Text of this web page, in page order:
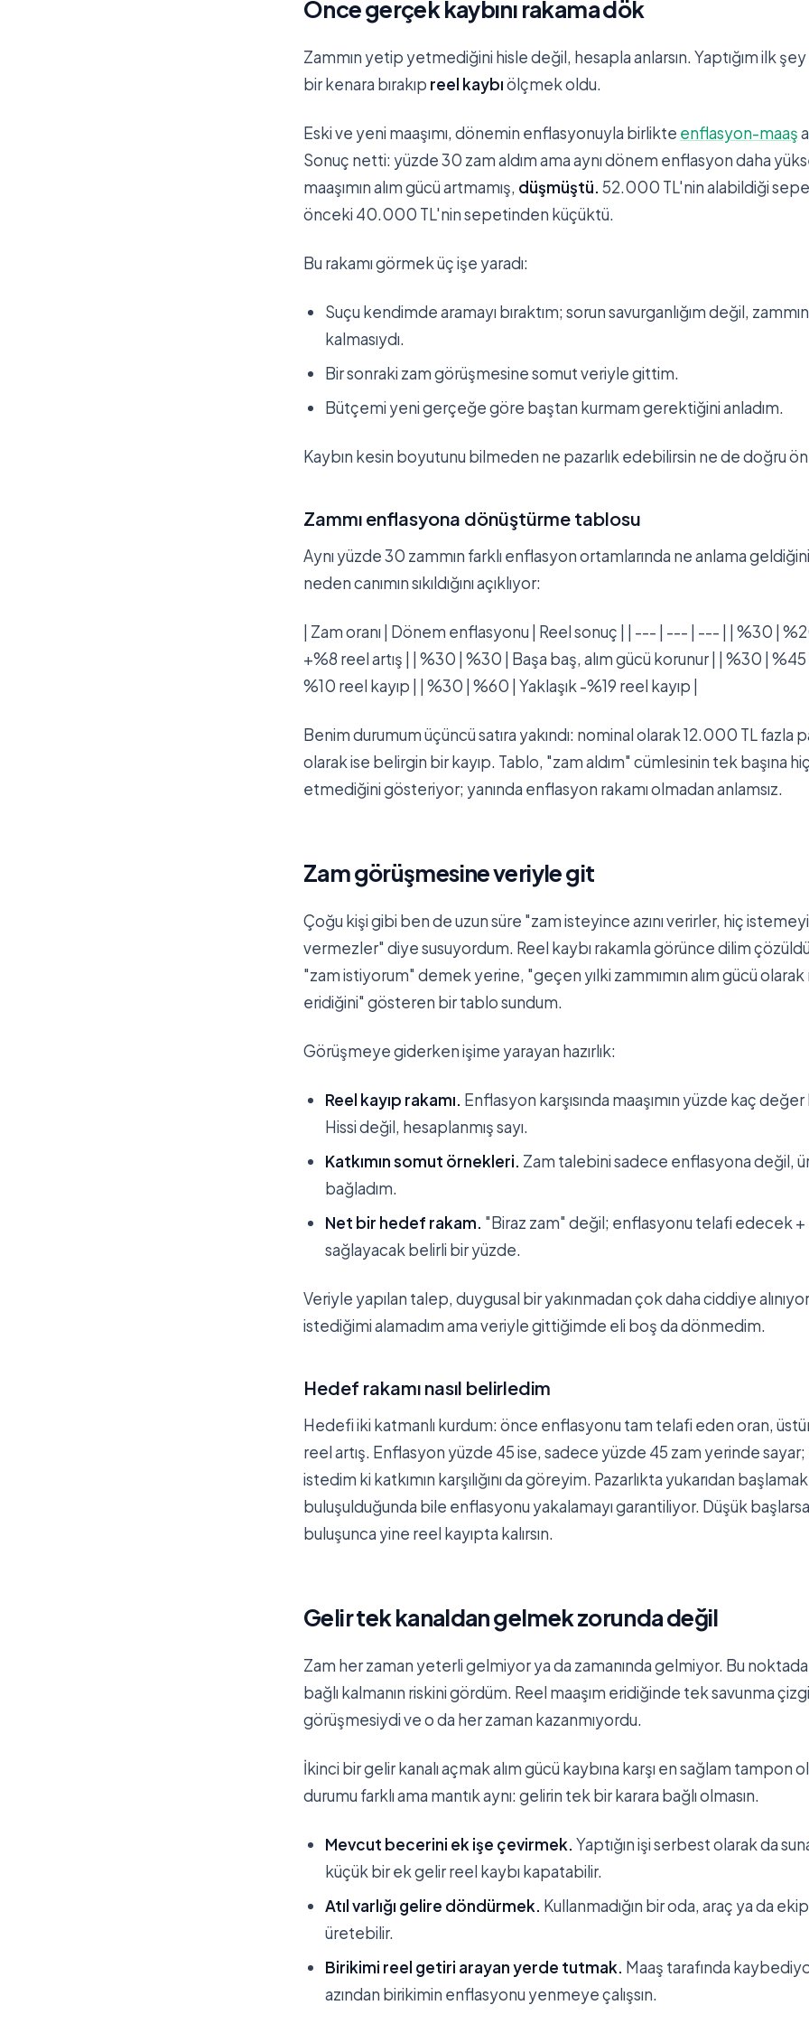
Önce gerçek kaybını rakama dök
Zammın yetip yetmediğini hisle değil, hesapla anlarsın. Yaptığım ilk şey
bir kenara bırakıp reel kaybıölçmek oldu.
Eski ve yeni maaşımı, dönemin enflasyonuyla birlikte enflasyon-maaş
Sonuç netti: yüzde 30 zam aldım ama aynı dönem enflasyon daha
maaşımın alım gücü artmamış, düşmüştü. 52.000 TL'nin alabildiği
önceki 40.000 TL'nin sepetinden küçüktü.
Bu rakamı görmek üç işe yaradı:
Suçu kendimde aramayı bıraktım; sorun savurganlığım değil,
kalmasıydı.
Bir sonraki zam görüşmesine somut veriyle gittim.
Bütçemi yeni gerçeğe göre baştan kurmam gerektiğini anladım.
Kaybın kesin boyutunu bilmeden ne pazarlık edebilirsin ne de doğru
Zammı enflasyona dönüştürme tablosu
Aynı yüzde 30 zammın farklı enflasyon ortamlarında ne anlama
neden canımın sıkıldığını açıklıyor:
| Zam oranı | Dönem enflasyonu | Reel sonuç | | --- | --- | --- | | %30 |
+%8 reel artış | | %30 | %30 | Başa baş, alım gücü korunur | | %30 | %45
%10 reel kayıp | | %30 | %60 | Yaklaşık -%19 reel kayıp |
Benim durumum üçüncü satıra yakındı: nominal olarak 12.000 TL fazla
olarak ise belirgin bir kayıp. Tablo, "zam aldım" cümlesinin tek başına
etmediğini gösteriyor; yanında enflasyon rakamı olmadan anlamsız.
Zam görüşmesine veriyle git
Çoğu kişi gibi ben de uzun süre "zam isteyince azını verirler, hiç
vermezler" diye susuyordum. Reel kaybı rakamla görünce dilim
"zam istiyorum" demek yerine, "geçen yılki zammımın alım gücü
eridiğini" gösteren bir tablo sundum.
Görüşmeye giderken işime yarayan hazırlık:
Reel kayıp rakamı. Enflasyon karşısında maaşımın yüzde kaç
Hissi değil, hesaplanmış sayı.
Katkımın somut örnekleri. Zam talebini sadece enflasyona değil,
bağladım.
Net bir hedef rakam. "Biraz zam" değil; enflasyonu telafi edecek +
sağlayacak belirli bir yüzde.
Veriyle yapılan talep, duygusal bir yakınmadan çok daha ciddiye
istediğimi alamadım ama veriyle gittiğimde eli boş da dönmedim.
Hedef rakamı nasıl belirledim
Hedefi iki katmanlı kurdum: önce enflasyonu tam telafi eden oran,
reel artış. Enflasyon yüzde 45 ise, sadece yüzde 45 zam yerinde
istedim ki katkımın karşılığını da göreyim. Pazarlıkta yukarıdan
buluşulduğunda bile enflasyonu yakalamayı garantiliyor. Düşük
buluşunca yine reel kayıpta kalırsın.
Gelir tek kanaldan gelmek zorunda değil
Zam her zaman yeterli gelmiyor ya da zamanında gelmiyor. Bu
bağlı kalmanın riskini gördüm. Reel maaşım eridiğinde tek savunma
görüşmesiydi ve o da her zaman kazanmıyordu.
İkinci bir gelir kanalı açmak alım gücü kaybına karşı en sağlam tampon
durumu farklı ama mantık aynı: gelirin tek bir karara bağlı olmasın.
Mevcut becerini ek işe çevirmek. Yaptığın işi serbest olarak da
küçük bir ek gelir reel kaybı kapatabilir.
Atıl varlığı gelire döndürmek. Kullanmadığın bir oda, araç ya da
üretebilir.
Birikimi reel getiri arayan yerde tutmak. Maaş tarafında
azından birikimin enflasyonu yenmeye çalışsın.